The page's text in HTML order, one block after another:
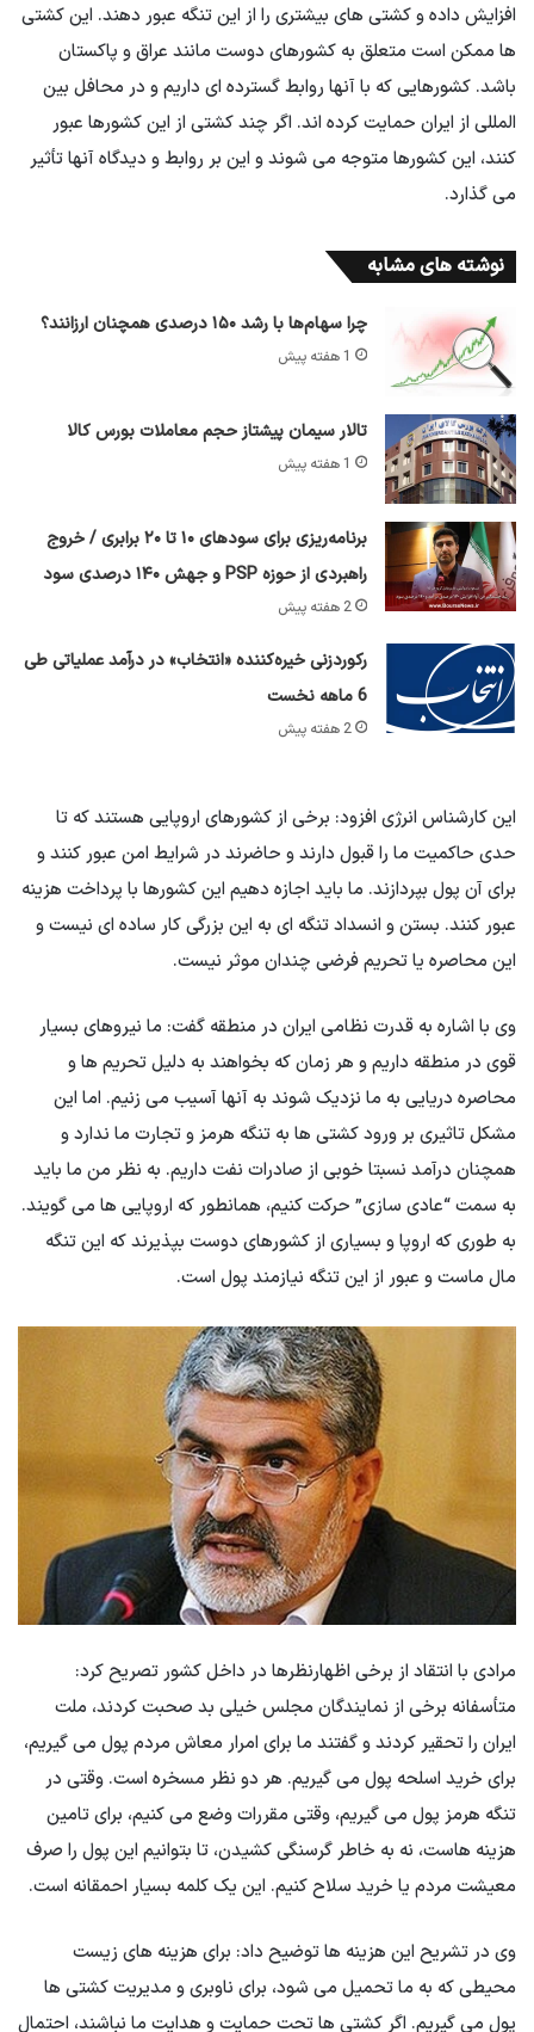
افزایش داده و کشتی های بیشتری را از این تنگه عبور دهند. این کشتی
ها ممکن است متعلق به کشورهای دوست مانند عراق و پاکستان
باشد. کشورهایی که با آنها روابط گسترده ای داریم و در محافل بین
المللی از ایران حمایت کرده اند. اگر چند کشتی از این کشورها عبور
کنند، این کشورها متوجه می شوند و این بر روابط و دیدگاه آنها تأثیر
می گذارد.
نوشته های مشابه
چرا سهام‌ها با رشد ۱۵۰ درصدی همچنان ارزانند؟
1 هفته پیش
تالار سیمان پیشتاز حجم معاملات بورس کالا
1 هفته پیش
برنامه‌ریزی برای سود‌های ۱۰ تا ۲۰ برابری / خروج
راهبردی از حوزه PSP و جهش ۱۴۰ درصدی سود
2 هفته پیش
رکوردزنی خیره‌کننده «انتخاب» در درآمد عملیاتی طی
6 ماهه نخست
2 هفته پیش
این کارشناس انرژی افزود: برخی از کشورهای اروپایی هستند که تا
حدی حاکمیت ما را قبول دارند و حاضرند در شرایط امن عبور کنند و
برای آن پول بپردازند. ما باید اجازه دهیم این کشورها با پرداخت هزینه
عبور کنند. بستن و انسداد تنگه ای به این بزرگی کار ساده ای نیست و
این محاصره یا تحریم فرضی چندان موثر نیست.
وی با اشاره به قدرت نظامی ایران در منطقه گفت: ما نیروهای بسیار
قوی در منطقه داریم و هر زمان که بخواهند به دلیل تحریم ها و
محاصره دریایی به ما نزدیک شوند به آنها آسیب می زنیم. اما این
مشکل تاثیری بر ورود کشتی ها به تنگه هرمز و تجارت ما ندارد و
همچنان درآمد نسبتا خوبی از صادرات نفت داریم. به نظر من ما باید
به سمت “عادی سازی” حرکت کنیم، همانطور که اروپایی ها می گویند.
به طوری که اروپا و بسیاری از کشورهای دوست بپذیرند که این تنگه
مال ماست و عبور از این تنگه نیازمند پول است.
مرادی با انتقاد از برخی اظهارنظرها در داخل کشور تصریح کرد:
متأسفانه برخی از نمایندگان مجلس خیلی بد صحبت کردند، ملت
ایران را تحقیر کردند و گفتند ما برای امرار معاش مردم پول می گیریم،
برای خرید اسلحه پول می گیریم. هر دو نظر مسخره است. وقتی در
تنگه هرمز پول می گیریم، وقتی مقررات وضع می کنیم، برای تامین
هزینه هاست، نه به خاطر گرسنگی کشیدن، تا بتوانیم این پول را صرف
معیشت مردم یا خرید سلاح کنیم. این یک کلمه بسیار احمقانه است.
وی در تشریح این هزینه ها توضیح داد: برای هزینه های زیست
محیطی که به ما تحمیل می شود، برای ناوبری و مدیریت کشتی ها
پول می گیریم. اگر کشتی ها تحت حمایت و هدایت ما نباشند، احتمال